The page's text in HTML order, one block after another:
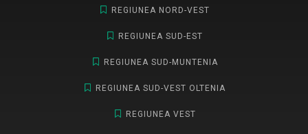
REGIUNEA NORD-VEST
REGIUNEA SUD-EST
REGIUNEA SUD-MUNTENIA
REGIUNEA SUD-VEST OLTENIA
REGIUNEA VEST